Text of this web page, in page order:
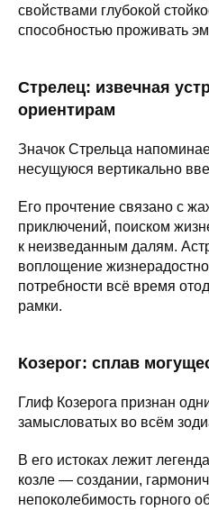
свойствами глубокой
способностью проживать
Стрелец: извечная
ориентирам
Значок Стрельца
несущуюся вертикально
Его прочтение связано с
приключений, поиском
к неизведанным далям.
воплощение
потребности всё время
рамки.
Козерог: сплав
Глиф Козерога признан
замысловатых во всём
В его истоках лежит
козле — создании,
непоколебимость горного